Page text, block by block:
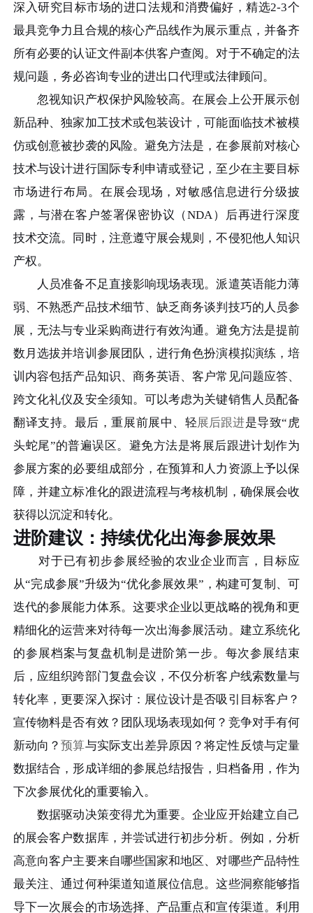
深入研究目标市场的进口法规和消费偏好，精选2-3个
最具竞争力且合规的核心产品线作为展示重点，并备齐
所有必要的认证文件副本供客户查阅。对于不确定的法
规问题，务必咨询专业的进出口代理或法律顾问。
忽视知识产权保护风险较高。在展会上公开展示创
新品种、独家加工技术或包装设计，可能面临技术被模
仿或创意被抄袭的风险。避免方法是，在参展前对核心
技术与设计进行国际专利申请或登记，至少在主要目标
市场进行布局。在展会现场，对敏感信息进行分级披
露，与潜在客户签署保密协议（NDA）后再进行深度
技术交流。同时，注意遵守展会规则，不侵犯他人知识
产权。
人员准备不足直接影响现场表现。派遣英语能力薄
弱、不熟悉产品技术细节、缺乏商务谈判技巧的人员参
展，无法与专业采购商进行有效沟通。避免方法是提前
数月选拔并培训参展团队，进行角色扮演模拟演练，培
训内容包括产品知识、商务英语、客户常见问题应答、
跨文化礼仪及安全须知。可以考虑为关键销售人员配备
翻译支持。最后，重展前展中、轻展后跟进是导致“虎
头蛇尾”的普遍误区。避免方法是将展后跟进计划作为
参展方案的必要组成部分，在预算和人力资源上予以保
障，并建立标准化的跟进流程与考核机制，确保展会收
获得以沉淀和转化。
进阶建议：持续优化出海参展效果
对于已有初步参展经验的农业企业而言，目标应
从“完成参展”升级为“优化参展效果”，构建可复制、可
迭代的参展能力体系。这要求企业以更战略的视角和更
精细化的运营来对待每一次出海参展活动。建立系统化
的参展档案与复盘机制是进阶第一步。每次参展结束
后，应组织跨部门复盘会议，不仅分析客户线索数量与
转化率，更要深入探讨：展位设计是否吸引目标客户？
宣传物料是否有效？团队现场表现如何？竞争对手有何
新动向？预算与实际支出差异原因？将定性反馈与定量
数据结合，形成详细的参展总结报告，归档备用，作为
下次参展优化的重要输入。
数据驱动决策变得尤为重要。企业应开始建立自己
的展会客户数据库，并尝试进行初步分析。例如，分析
高意向客户主要来自哪些国家和地区、对哪些产品特性
最关注、通过何种渠道知道展位信息。这些洞察能够指
导下一次展会的市场选择、产品重点和宣传渠道。利用